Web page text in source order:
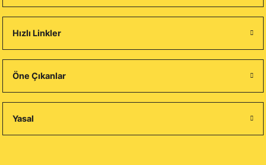
Hızlı Linkler
Öne Çıkanlar
Yasal